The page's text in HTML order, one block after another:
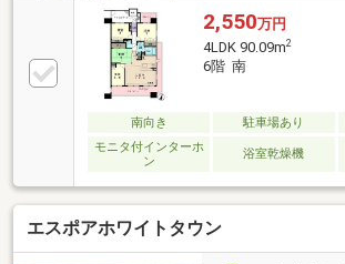
2,550万円
4LDK 90.09m2
6階 南
南向き 駐車場あり
モニタ付インターホ
ン
浴室乾燥機
エスポアホワイトタウン